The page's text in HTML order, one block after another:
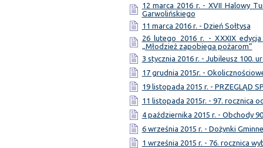
12 marca 2016 r. - XVII Halowy
Garwolińskiego
11 marca 2016 r. - Dzień Sołtysa
26 lutego 2016 r. - XXXIX
„Młodzież zapobiega pożarom”
3 stycznia 2016 r. - Jubileusz 100.
17 grudnia 2015r. -
19 listopada 2015 r. - PRZEGLĄD
11 listopada 2015r. - 97. rocznica
4 października 2015 r. - Obchody
6 września 2015 r. - Dożynki
1 września 2015 r. - 76. rocznica